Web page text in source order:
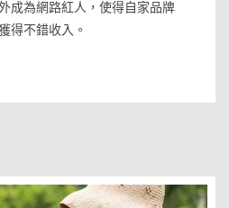
成為網路紅人，使得自家品牌
得不錯收入。